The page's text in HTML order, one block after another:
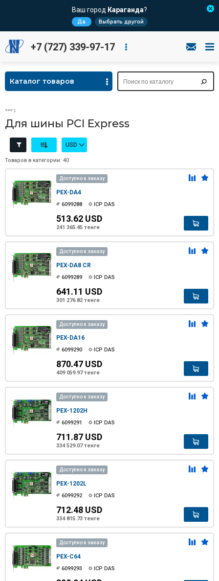
Ваш город Караганда?
Да Выбрать другой
+7 (727) 339-97-17
Каталог товаров
Для шины PCI Express
USD
Товаров в категории: 40
Доступно к заказу
PEX-DA4
6099288 ICP DAS
513.62 USD
241 365.45 тенге
Доступно к заказу
PEX-DA8 CR
6099289 ICP DAS
641.11 USD
301 276.82 тенге
Доступно к заказу
PEX-DA16
6099290 ICP DAS
870.47 USD
409 059.97 тенге
Доступно к заказу
PEX-1202H
6099291 ICP DAS
711.87 USD
334 529.07 тенге
Доступно к заказу
PEX-1202L
6099292 ICP DAS
712.48 USD
334 815.73 тенге
Доступно к заказу
PEX-C64
6099293 ICP DAS